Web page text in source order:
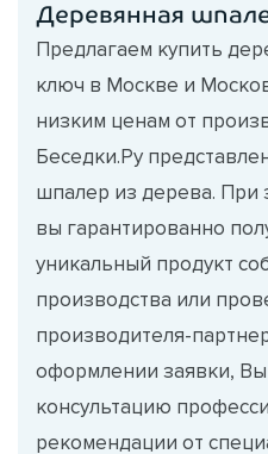
Деревянная
Предлагаем купить
ключ в Москве и
низким ценам от
Беседки.Ру
шпалер из дерева. При
вы гарантированно
уникальный продукт
производства или
производителя-
оформлении заявки, Вы
консультацию
рекомендации от